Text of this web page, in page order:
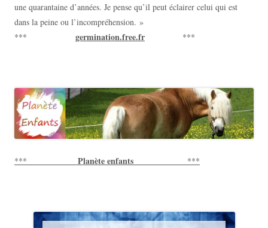
une quarantaine d’années. Je pense qu’il peut éclairer celui qui est
dans la peine ou l’incompréhension. »
*** germination.free.fr ***
*** Planète enfants ***